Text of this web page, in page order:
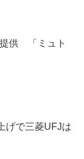
提供 「ミュト
げで三菱UFJは